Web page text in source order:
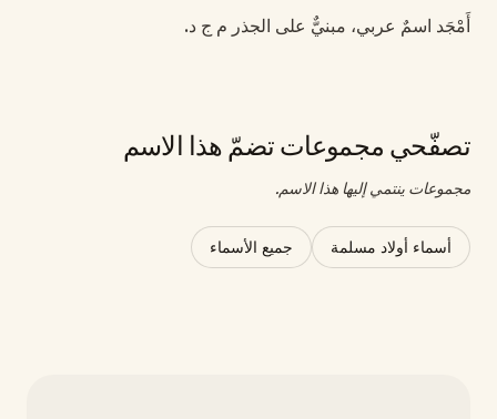
أَمْجَد اسمٌ عربي، مبنيٌّ على الجذر م ج د.
تصفّحي مجموعات تضمّ هذا الاسم
مجموعات ينتمي إليها هذا الاسم.
أسماء أولاد مسلمة جميع الأسماء